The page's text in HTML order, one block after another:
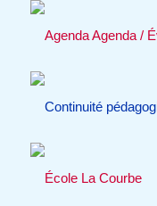
Agenda /